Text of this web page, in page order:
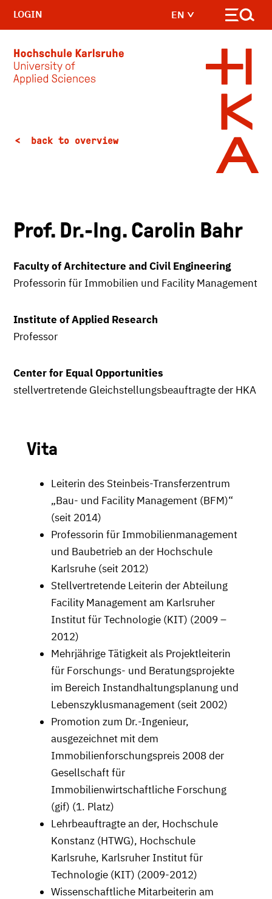
EN
LOGIN
back to overview
Prof. Dr.-Ing. Carolin Bahr
Faculty of Architecture and Civil Engineering
Professorin für Immobilien und Facility Management
Institute of Applied Research
Professor
Center for Equal Opportunities
stellvertretende Gleichstellungsbeauftragte der HKA
Vita
Leiterin des Steinbeis-Transferzentrum
„Bau- und Facility Management (BFM)“
(seit 2014)
Professorin für Immobilienmanagement
und Baubetrieb an der Hochschule
Karlsruhe (seit 2012)
Stellvertretende Leiterin der Abteilung
Facility Management am Karlsruher
Institut für Technologie (KIT) (2009 –
2012)
Mehrjährige Tätigkeit als Projektleiterin
für Forschungs- und Beratungsprojekte
im Bereich Instandhaltungsplanung und
Lebenszyklusmanagement (seit 2002)
Promotion zum Dr.-Ingenieur,
ausgezeichnet mit dem
Immobilienforschungspreis 2008 der
Gesellschaft für
Immobilienwirtschaftliche Forschung
(gif) (1. Platz)
Lehrbeauftragte an der, Hochschule
Konstanz (HTWG), Hochschule
Karlsruhe, Karlsruher Institut für
Technologie (KIT) (2009-2012)
Wissenschaftliche Mitarbeiterin am